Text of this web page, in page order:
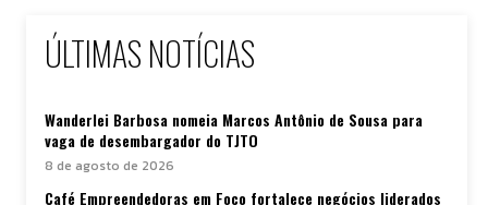
ÚLTIMAS NOTÍCIAS
Wanderlei Barbosa nomeia Marcos Antônio de Sousa para
vaga de desembargador do TJTO
8 de agosto de 2026
Café Empreendedoras em Foco fortalece negócios liderados